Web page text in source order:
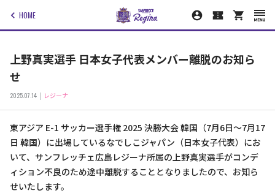
HOME
上野真実選手 日本女子代表メンバー離脱のお知ら
せ
2025.07.14 レジーナ
東アジア E-1 サッカー選手権 2025 決勝大会 韓国（7月6日～7月17
日 韓国）に出場しているなでしこジャパン（日本女子代表）にお
いて、サンフレッチェ広島レジーナ所属の上野真実選手がコンデ
ィション不良のため途中離脱することとなりましたので、お知ら
せいたします。